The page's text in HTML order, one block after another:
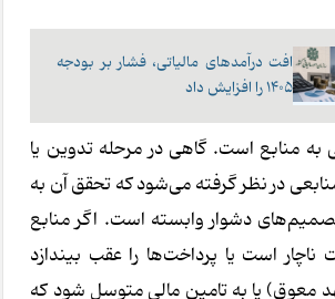
افت درآمدهای مالیاتی، فشار بر بودجه
۱۴۰۵ را افزایش داد
منابع است. گاهی در مرحله تدوین یا
در نظر گرفته می‌شود که تحقق آن به
دشوار وابسته است. اگر منابع
است یا پرداخت‌ها را عقب بیندازد
معوق) یا به تامین مالی متوسل شود که